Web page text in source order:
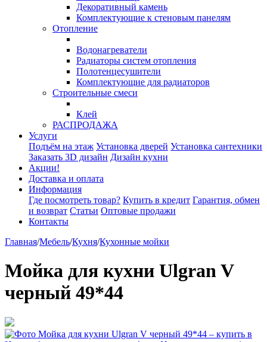
Декоративный камень
Комплектующие к стеновым панелям
Отопление
Водонагреватели
Радиаторы систем отопления
Полотенцесушители
Комплектующие для радиаторов
Строительные смеси
Клей
РАСПРОДАЖА
Услуги
Подъём на этаж Установка дверей Установка сантехники
Заказать 3D дизайн Дизайн кухни
Акции!
Доставка и оплата
Информация
Где посмотреть товар? Купить в кредит Гарантия, обмен
и возврат Статьи Оптовые продажи
Контакты
Главная/Мебель/Кухня/Кухонные мойки
Мойка для кухни Ulgran V
черный 49*44